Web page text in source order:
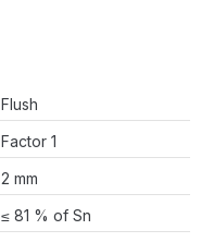
Flush
Factor 1
2 mm
≤ 81 % of Sn